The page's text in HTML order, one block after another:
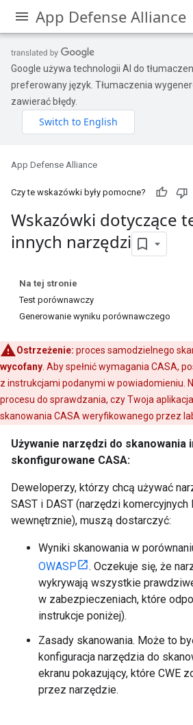
App Defense Alliance
Google używa technologii AI do
preferowany język. Tłumaczenia
zawierać błędy.
App Defense Alliance
Czy te wskazówki były pomocne?
Wskazówki dotyczące
innych narzędzi
Na tej stronie
Test porównawczy
Generowanie wyniku porównawczego
Ostrzeżenie: proces samodzielnego
wycofany . Aby spełnić wymagania CASA,
z instrukcjami podanymi w powiadomieniu.
procesu do sprawdzania, czy Twoja
skanowania CASA weryfikowanego przez
Używanie narzędzi do skanowania
skonfigurowane CASA:
Deweloperzy, którzy chcą używać
SAST i DAST (narzędzi komercyjnych
wewnętrznie), muszą dostarczyć:
Wyniki skanowania w
OWASP
. Oczekuje się, że
wykrywają wszystkie
w zabezpieczeniach, które
instrukcje poniżej).
Zasady skanowania. Może to
konfiguracja narzędzia do
ekranu pokazujący, które CWE
przez narzędzie.